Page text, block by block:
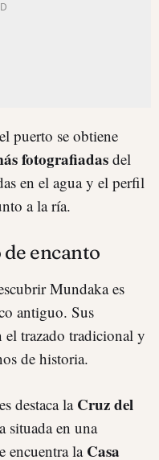
puerto se obtiene
fotografiadas del
en el agua y el perfil
a la ría.
encanto
Mundaka es
antiguo. Sus
el trazado tradicional y
de historia.
destaca la Cruz del
situada en una
encuentra la Casa